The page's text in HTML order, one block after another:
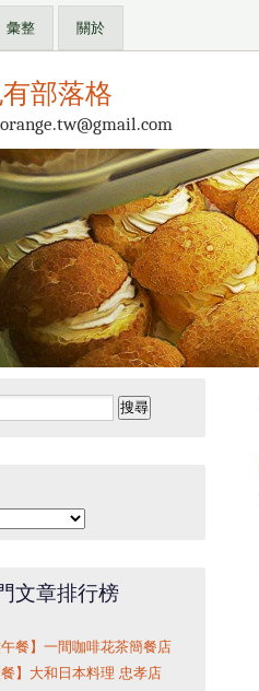
彙整 關於
部落格
文章排行榜
午餐】一間咖啡花茶簡餐店
餐】大和日本料理 忠孝店